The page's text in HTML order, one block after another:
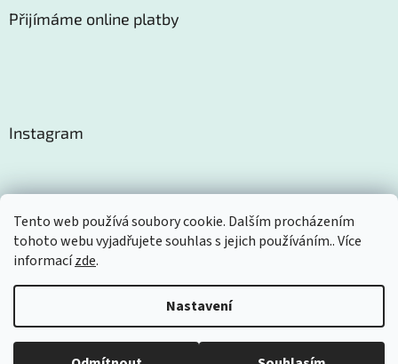
Tento web používá soubory cookie. Dalším procházením
tohoto webu vyjadřujete souhlas s jejich používáním.. Více
informacízde.
Nastavení
Přijímáme online platby
Instagram
Sledovat na Instagramu
Vytvořil Shoptet